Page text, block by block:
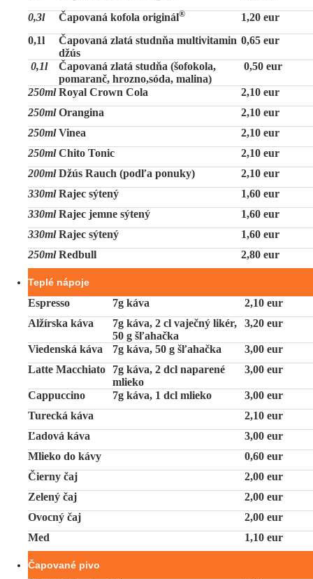
0,3l
Čapovaná kofola originál®
1,20 eur
0,1l
Čapovaná zlatá studnňa multivitamin
džús
0,65 eur
0,1l
Čapovaná zlatá studňa (šofokola,
pomaranč, hrozno,sóda, malina)
0,50 eur
250ml Royal Crown Cola
2,10 eur
250ml Orangina
2,10 eur
250ml Vinea
2,10 eur
250ml Chito Tonic
2,10 eur
200ml Džús Rauch (podľa ponuky)
2,10 eur
330ml Rajec sýtený
1,60 eur
330ml Rajec jemne sýtený
1,60 eur
330ml Rajec sýtený
1,60 eur
250ml Redbull 2,80 eur
Teplé nápoje
Espresso 7g káva
2,10 eur
Alžírska káva
7g káva, 2 cl vaječný likér,
50 g šľahačka
3,20 eur
Viedenská káva 7g káva, 50 g šľahačka
3,00 eur
Latte Macchiato
7g káva, 2 dcl naparené
mlieko
3,00 eur
Cappuccino 7g káva, 1 dcl mlieko
3,00 eur
Turecká káva
2,10 eur
Ľadová káva
3,00 eur
Mlieko do kávy
0,60 eur
Čierny čaj
2,00 eur
Zelený čaj
2,00 eur
Ovocný čaj
2,00 eur
Med
1,10 eur
Čapované pivo